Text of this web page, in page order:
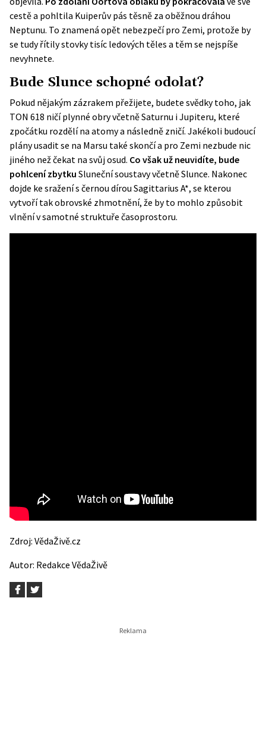
cestě a pohltila Kuiperův pás těsně za oběžnou dráhou
Neptunu. To znamená opět nebezpečí pro Zemi, protože by
se tudy řítily stovky tisíc ledových těles a těm se nejspíše
nevyhnete.
Bude Slunce schopné odolat?
Pokud nějakým zázrakem přežijete, budete svědky toho, jak
TON 618 ničí plynné obry včetně Saturnu i Jupiteru, které
zpočátku rozdělí na atomy a následně zničí. Jakékoli budoucí
plány usadit se na Marsu také skončí a pro Zemi nezbude nic
jiného než čekat na svůj osud. Co však už neuvidíte, bude
pohlcení zbytku Sluneční soustavy včetněSlunce. Nakonec
dojde ke sražení s černou dírou Sagittarius A*, se kterou
vytvoří tak obrovské zhmotnění, že by to mohlo způsobit
vlnění v samotné struktuře časoprostoru.
Zdroj: VědaŽivě.cz
Autor: Redakce VědaŽivě